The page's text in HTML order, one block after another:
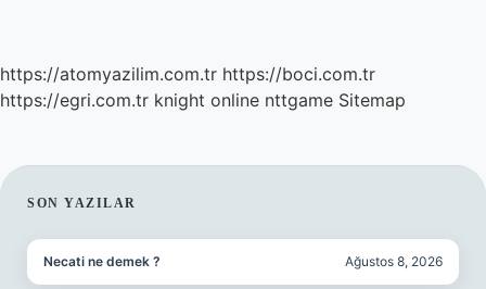
https://atomyazilim.com.tr https://boci.com.tr
https://egri.com.tr knight online nttgame Sitemap
SIDEBAR
SON YAZILAR
Necati ne demek ? Ağustos 8, 2026